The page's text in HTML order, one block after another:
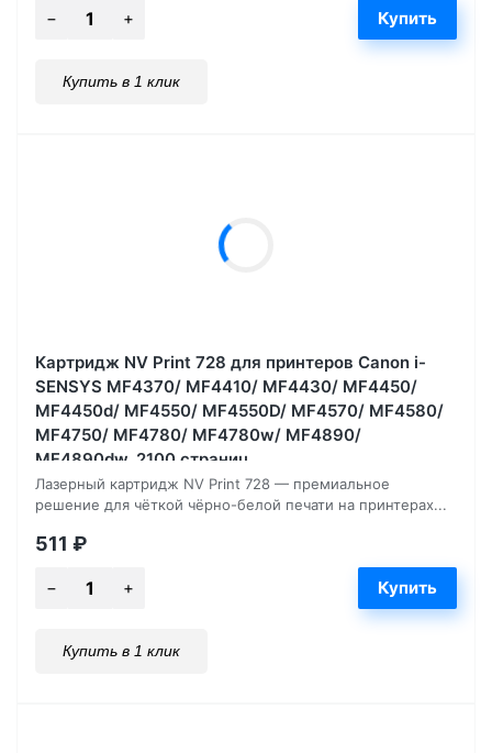
Купить в 1 клик
Картридж NV Print 728 для принтеров Canon i-
SENSYS MF4370/ MF4410/ MF4430/ MF4450/
MF4450d/ MF4550/ MF4550D/ MF4570/ MF4580/
MF4750/ MF4780/ MF4780w/ MF4890/
MF4890dw, 2100 страниц
Лазерный картридж NV Print 728 — премиальное
решение для чёткой чёрно-белой печати на принтерах...
511 ₽
Купить в 1 клик